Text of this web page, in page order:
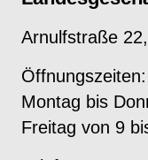
Arnulfstraße
Öffnungszeiten:
Montag bis
Freitag von 9